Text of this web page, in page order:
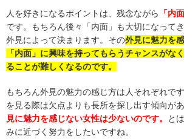
人を好きになるポイントは、残念ながら
「内
です。もちろん後々「内面」も大切になって
外見によって決まります。その外見に魅力を
「内面」に興味を持ってもらうチャンスがな
ることが難しくなるのです。
もちろん外見の魅力の感じ方は人それぞれで
を見る際は欠点よりも長所を探し出す傾向があ
見に魅力を感じない女性は少ないのです。
と
みに近づく努力をしたいですね。